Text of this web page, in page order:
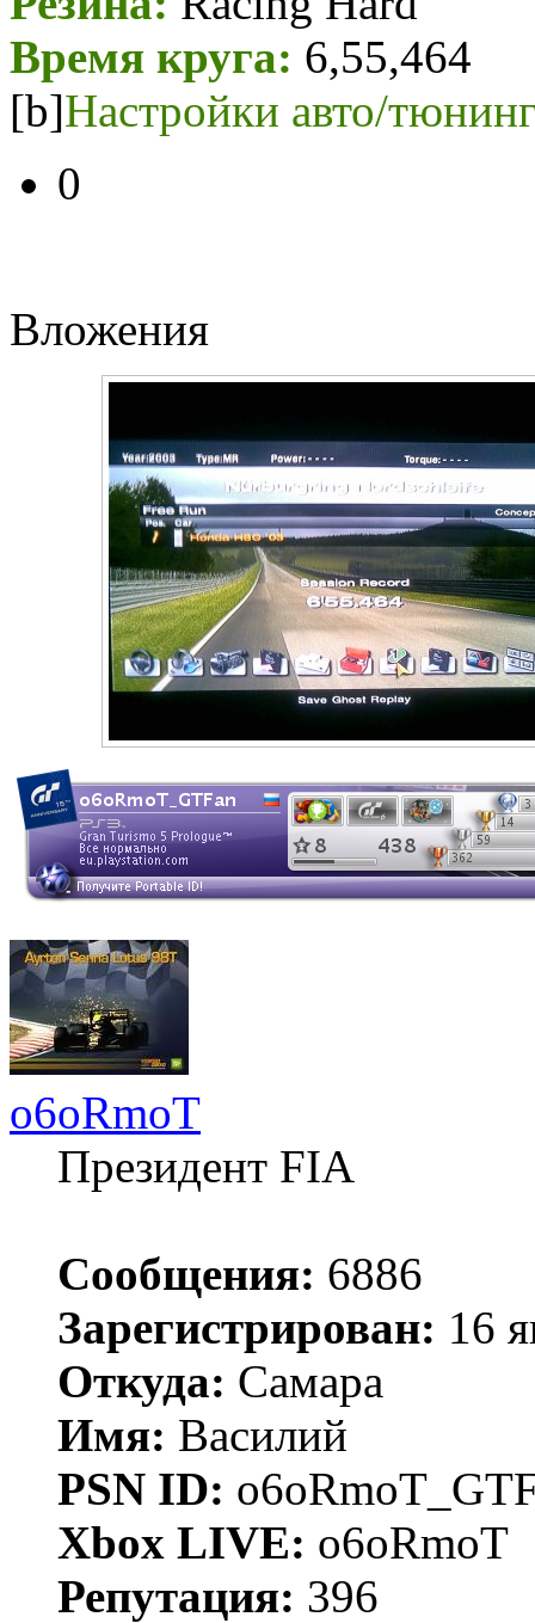
Время круга: 6,55,464
[b]Настройки авто/
0
Вложения
o6oRmoT
Президент FIA
Сообщения: 6886
Зарегистрирован: 16
Откуда: Самара
Имя: Василий
PSN ID:
Xbox LIVE: o6oRmoT
Репутация: 396